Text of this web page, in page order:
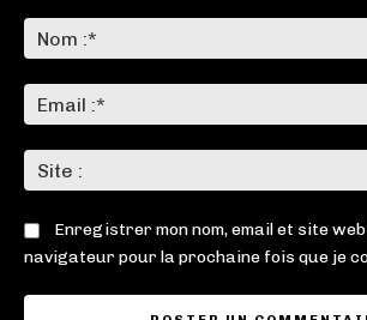
Enregistrer mon nom, email et site
navigateur pour la prochaine fois que je